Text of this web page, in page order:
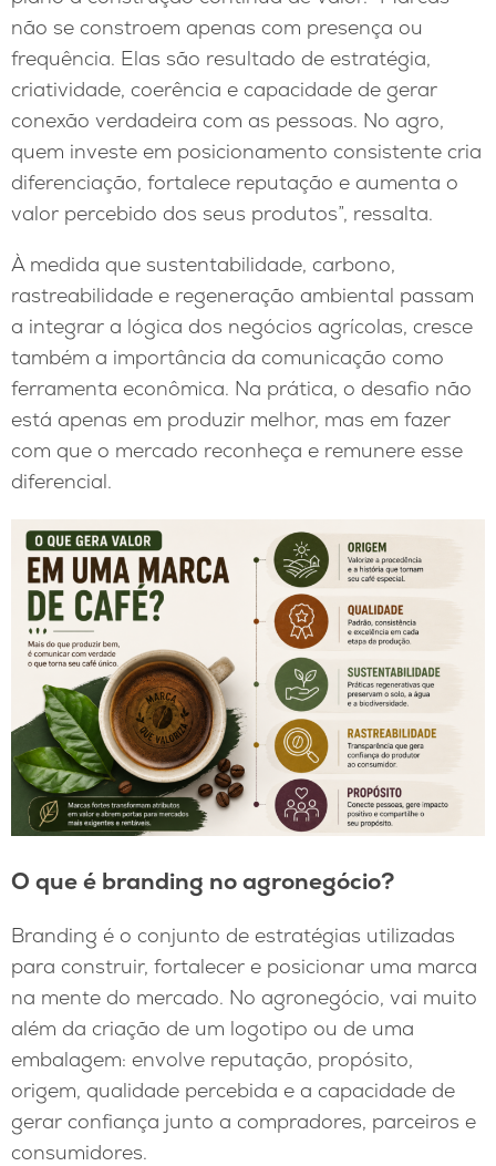
não se constroem apenas com presença ou
frequência. Elas são resultado de estratégia,
criatividade, coerência e capacidade de gerar
conexão verdadeira com as pessoas. No agro,
quem investe em posicionamento consistente cria
diferenciação, fortalece reputação e aumenta o
valor percebido dos seus produtos”, ressalta.
À medida que sustentabilidade, carbono,
rastreabilidade e regeneração ambiental passam
a integrar a lógica dos negócios agrícolas, cresce
também a importância da comunicação como
ferramenta econômica. Na prática, o desafio não
está apenas em produzir melhor, mas em fazer
com que o mercado reconheça e remunere esse
diferencial.
O que é branding no agronegócio?
Branding é o conjunto de estratégias utilizadas
para construir, fortalecer e posicionar uma marca
na mente do mercado. No agronegócio, vai muito
além da criação de um logotipo ou de uma
embalagem: envolve reputação, propósito,
origem, qualidade percebida e a capacidade de
gerar confiança junto a compradores, parceiros e
consumidores.